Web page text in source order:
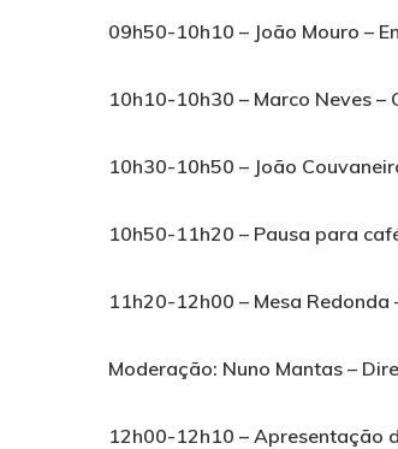
09h50-10h10 – João Mouro –
10h10-10h30 – Marco Neves –
10h30-10h50 – João
10h50-11h20 – Pausa para
11h20-12h00 – Mesa
Moderação: Nuno Mantas –
12h00-12h10 – Apresentação